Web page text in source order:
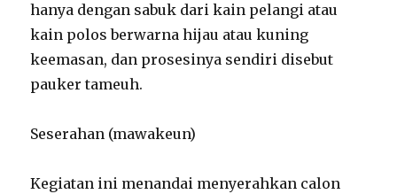
hanya dengan sabuk dari kain pelangi atau
kain polos berwarna hijau atau kuning
keemasan, dan prosesinya sendiri disebut
pauker tameuh.
Seserahan (mawakeun)
Kegiatan ini menandai menyerahkan calon